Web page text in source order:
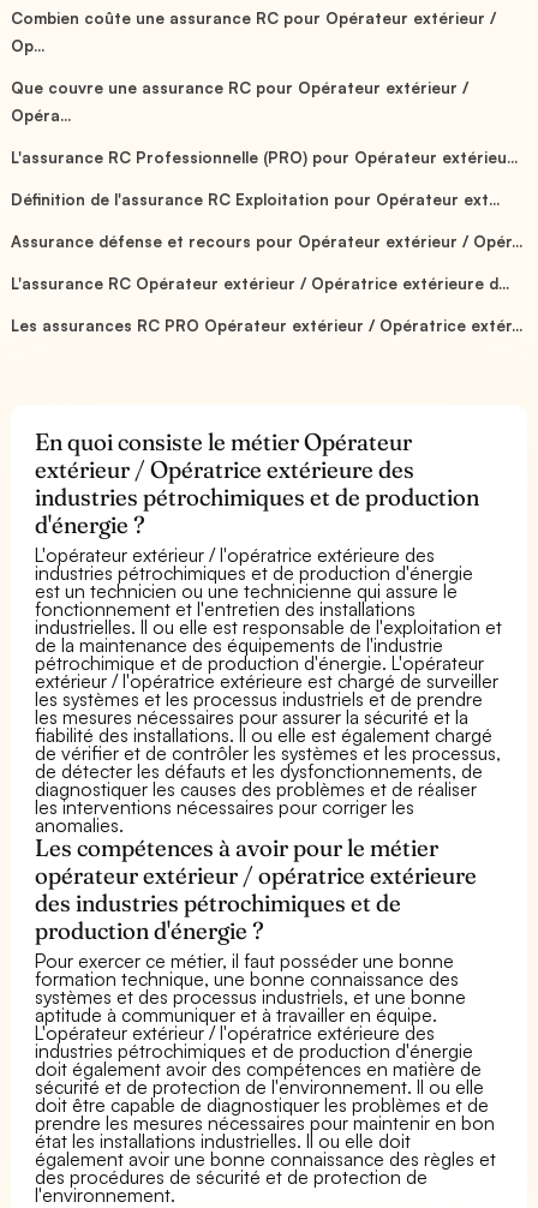
Combien coûte une assurance RC pour Opérateur extérieur /
Op...
Que couvre une assurance RC pour Opérateur extérieur /
Opéra...
L'assurance RC Professionnelle (PRO) pour Opérateur extérieu...
Définition de l'assurance RC Exploitation pour Opérateur ext...
Assurance défense et recours pour Opérateur extérieur / Opér...
L'assurance RC Opérateur extérieur / Opératrice extérieure d...
Les assurances RC PRO Opérateur extérieur / Opératrice extér...
En quoi consiste le métier Opérateur
extérieur / Opératrice extérieure des
industries pétrochimiques et de production
d'énergie ?
L'opérateur extérieur / l'opératrice extérieure des
industries pétrochimiques et de production d'énergie
est un technicien ou une technicienne qui assure le
fonctionnement et l'entretien des installations
industrielles. Il ou elle est responsable de l'exploitation et
de la maintenance des équipements de l'industrie
pétrochimique et de production d'énergie. L'opérateur
extérieur / l'opératrice extérieure est chargé de surveiller
les systèmes et les processus industriels et de prendre
les mesures nécessaires pour assurer la sécurité et la
fiabilité des installations. Il ou elle est également chargé
de vérifier et de contrôler les systèmes et les processus,
de détecter les défauts et les dysfonctionnements, de
diagnostiquer les causes des problèmes et de réaliser
les interventions nécessaires pour corriger les
anomalies.
Les compétences à avoir pour le métier
opérateur extérieur / opératrice extérieure
des industries pétrochimiques et de
production d'énergie ?
Pour exercer ce métier, il faut posséder une bonne
formation technique, une bonne connaissance des
systèmes et des processus industriels, et une bonne
aptitude à communiquer et à travailler en équipe.
L'opérateur extérieur / l'opératrice extérieure des
industries pétrochimiques et de production d'énergie
doit également avoir des compétences en matière de
sécurité et de protection de l'environnement. Il ou elle
doit être capable de diagnostiquer les problèmes et de
prendre les mesures nécessaires pour maintenir en bon
état les installations industrielles. Il ou elle doit
également avoir une bonne connaissance des règles et
des procédures de sécurité et de protection de
l'environnement.